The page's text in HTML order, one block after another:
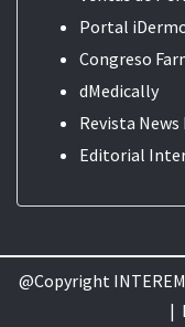
Portal
Congreso
dMedically
Revista News
Editorial
@Copyright
|